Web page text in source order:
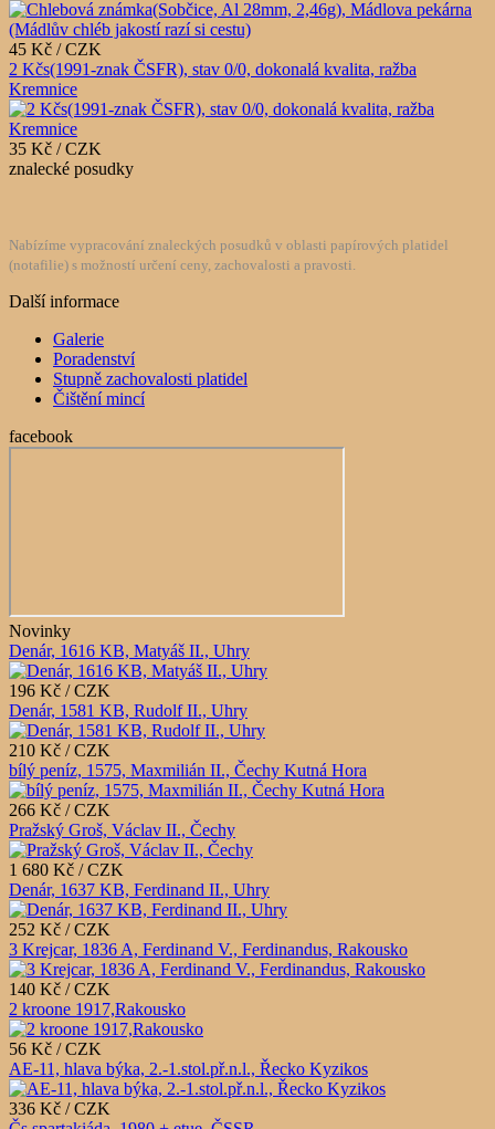
45 Kč / CZK
2 Kčs(1991-znak ČSFR), stav 0/0, dokonalá kvalita, ražba
Kremnice
35 Kč / CZK
znalecké posudky
Nabízíme vypracování znaleckých posudků v oblasti papírových platidel
(notafilie) s možností určení ceny, zachovalosti a pravosti.
Další informace
Galerie
Poradenství
Stupně zachovalosti platidel
Čištění mincí
facebook
Novinky
Denár, 1616 KB, Matyáš II., Uhry
196 Kč / CZK
Denár, 1581 KB, Rudolf II., Uhry
210 Kč / CZK
bílý peníz, 1575, Maxmilián II., Čechy Kutná Hora
266 Kč / CZK
Pražský Groš, Václav II., Čechy
1 680 Kč / CZK
Denár, 1637 KB, Ferdinand II., Uhry
252 Kč / CZK
3 Krejcar, 1836 A, Ferdinand V., Ferdinandus, Rakousko
140 Kč / CZK
2 kroone 1917,Rakousko
56 Kč / CZK
AE-11, hlava býka, 2.-1.stol.př.n.l., Řecko Kyzikos
336 Kč / CZK